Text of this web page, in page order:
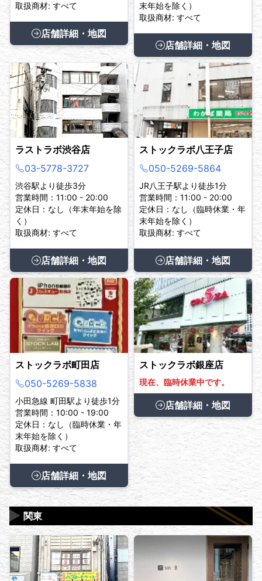
取扱商材: すべて
店舗詳細・地図
末年始を除く）
取扱商材: すべて
店舗詳細・地図
ラストラボ渋谷店
03-5778-3727
渋谷駅より徒歩3分
営業時間：11:00 - 20:00
定休日：なし（年末年始を除
く）
取扱商材: すべて
店舗詳細・地図
ストックラボ八王子店
050-5269-5864
JR八王子駅より徒歩1分
営業時間：11:00 - 20:00
定休日：なし（臨時休業・年
末年始を除く）
取扱商材: すべて
店舗詳細・地図
ストックラボ町田店
050-5269-5838
小田急線 町田駅より徒歩1分
営業時間：10:00 - 19:00
定休日：なし（臨時休業・年
末年始を除く）
取扱商材: すべて
店舗詳細・地図
ストックラボ銀座店
現在、臨時休業中です。
店舗詳細・地図
関東
▶